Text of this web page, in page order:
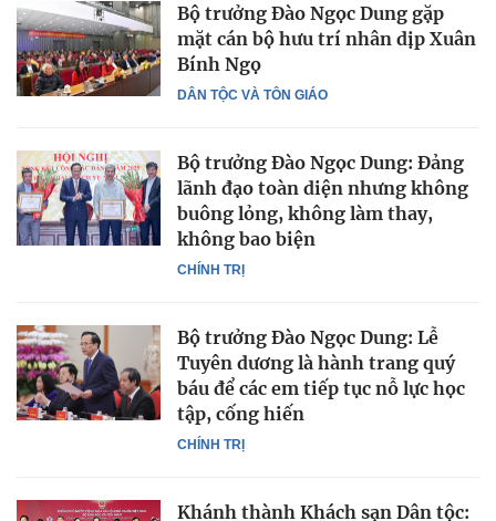
DÂN TỘC VÀ TÔN GIÁO
Bộ trưởng Đào Ngọc Dung gặp
mặt cán bộ hưu trí nhân dịp Xuân
Bính Ngọ
CHÍNH TRỊ
Bộ trưởng Đào Ngọc Dung: Đảng
lãnh đạo toàn diện nhưng không
buông lỏng, không làm thay,
không bao biện
CHÍNH TRỊ
Bộ trưởng Đào Ngọc Dung: Lễ
Tuyên dương là hành trang quý
báu để các em tiếp tục nỗ lực học
tập, cống hiến
Khánh thành Khách sạn Dân tộc: